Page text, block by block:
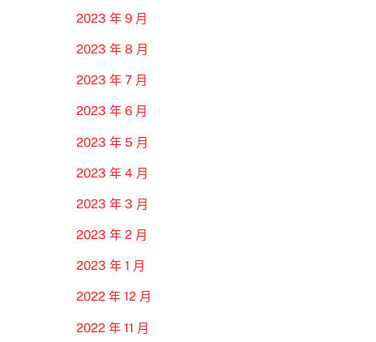
2023 年 9 月
2023 年 8 月
2023 年 7 月
2023 年 6 月
2023 年 5 月
2023 年 4 月
2023 年 3 月
2023 年 2 月
2023 年 1 月
2022 年 12 月
2022 年 11 月